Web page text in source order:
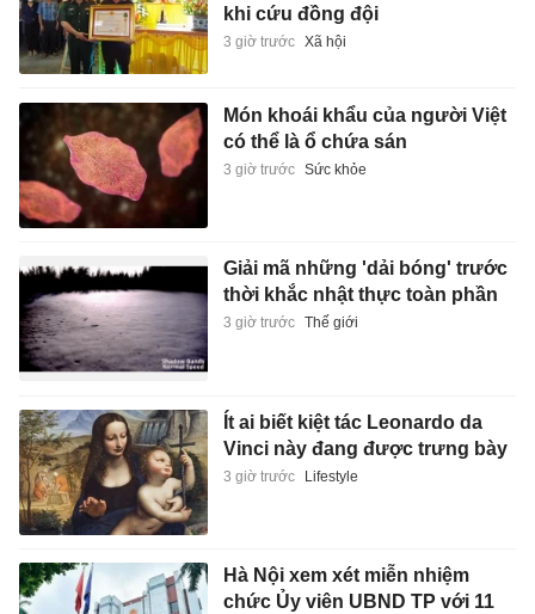
khi cứu đồng đội
3 giờ trước Xã hội
Món khoái khẩu của người Việt
có thể là ổ chứa sán
3 giờ trước Sức khỏe
Giải mã những 'dải bóng' trước
thời khắc nhật thực toàn phần
3 giờ trước Thế giới
Ít ai biết kiệt tác Leonardo da
Vinci này đang được trưng bày
3 giờ trước Lifestyle
Hà Nội xem xét miễn nhiệm
chức Ủy viên UBND TP với 11